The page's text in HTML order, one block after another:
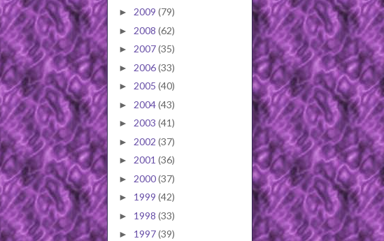
► 2009 (79)
► 2008 (62)
► 2007(35)
► 2006(33)
► 2005 (40)
► 2004(43)
► 2003 (41)
► 2002 (37)
► 2001 (36)
► 2000(37)
► 1999 (42)
► 1998 (33)
► 1997(39)